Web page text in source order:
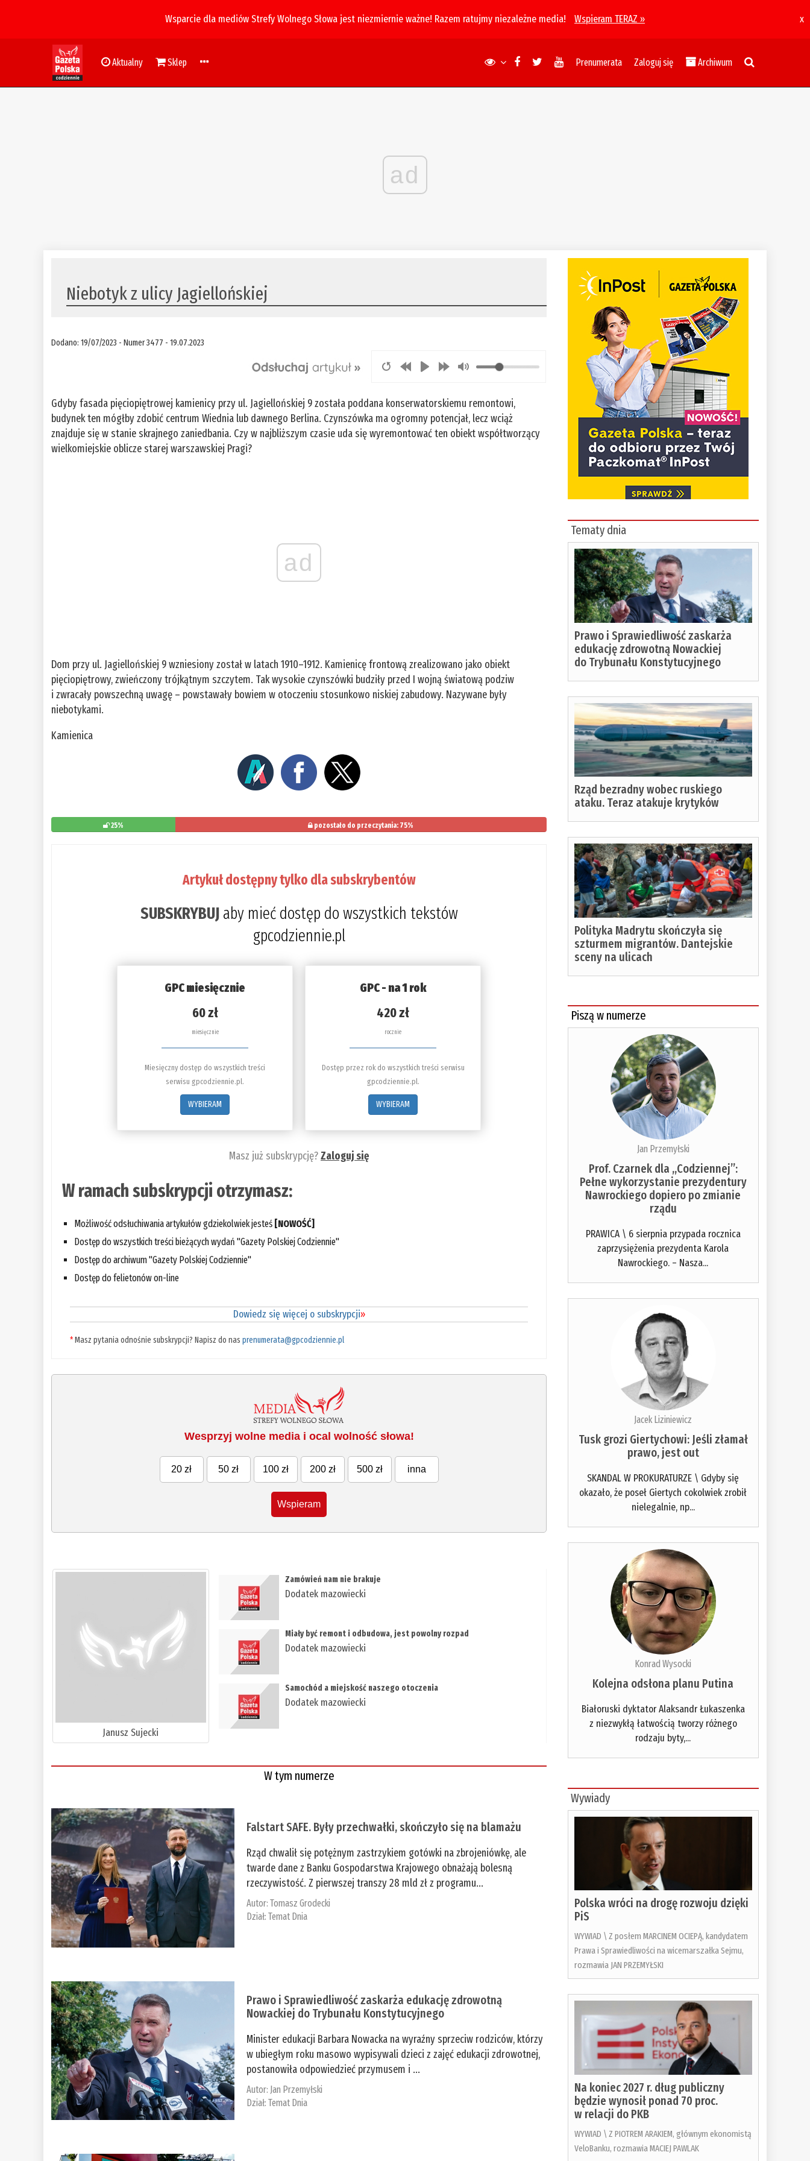
Wsparcie dla mediów Strefy Wolnego Słowa jest niezmiernie ważne! Razem ratujmy niezależne media! Wspieram TERAZ » x
Aktualny Sklep Prenumerata Zaloguj się Archiwum
ad
Niebotyk z ulicy Jagiellońskiej
Dodano: 19/07/2023 - Numer 3477 - 19.07.2023
Gdyby fasada pięciopiętrowej kamienicy przy ul. Jagiellońskiej 9 została poddana konserwatorskiemu remontowi,
budynek ten mógłby zdobić centrum Wiednia lub dawnego Berlina. Czynszówka ma ogromny potencjał, lecz wciąż
znajduje się w stanie skrajnego zaniedbania. Czy w najbliższym czasie uda się wyremontować ten obiekt współtworzący
wielkomiejskie oblicze starej warszawskiej Pragi?
ad
Dom przy ul. Jagiellońskiej 9 wzniesiony został w latach 1910–1912. Kamienicę frontową zrealizowano jako obiekt
pięciopiętrowy, zwieńczony trójkątnym szczytem. Tak wysokie czynszówki budziły przed I wojną światową podziw
i zwracały powszechną uwagę – powstawały bowiem w otoczeniu stosunkowo niskiej zabudowy. Nazywane były
niebotykami.
Kamienica
25% pozostało do przeczytania: 75%
Artykuł dostępny tylko dla subskrybentów
SUBSKRYBUJaby mieć dostęp do wszystkich tekstów
gpcodziennie.pl
GPC miesięcznie
60 zł
miesięcznie
Miesięczny dostęp do wszystkich treści
serwisu gpcodziennie.pl.
WYBIERAM
GPC - na 1 rok
420 zł
rocznie
Dostęp przez rok do wszystkich treści serwisu
gpcodziennie.pl.
WYBIERAM
Masz już subskrypcję?Zaloguj się
W ramach subskrypcji otrzymasz:
Możliwość odsłuchiwania artykułów gdziekolwiek jesteś [NOWOŚĆ]
Dostęp do wszystkich treści bieżących wydań "Gazety Polskiej Codziennie"
Dostęp do archiwum "Gazety Polskiej Codziennie"
Dostęp do felietonów on-line
Dowiedz się więcej o subskrypcji»
*Masz pytania odnośnie subskrypcji? Napisz do nasprenumerata@gpcodziennie.pl
Wesprzyj wolne media i ocal wolność słowa!
20 zł 50 zł 100 zł 200 zł 500 zł inna
Wspieram
Janusz Sujecki
Zamówień nam nie brakuje
Dodatek mazowiecki
Miały być remont i odbudowa, jest powolny rozpad
Dodatek mazowiecki
Samochód a miejskość naszego otoczenia
Dodatek mazowiecki
W tym numerze
Falstart SAFE. Były przechwałki, skończyło się na blamażu
Rząd chwalił się potężnym zastrzykiem gotówki na zbrojeniówkę, ale
twarde dane z Banku Gospodarstwa Krajowego obnażają bolesną
rzeczywistość. Z pierwszej transzy 28 mld zł z programu...
Autor:Tomasz Grodecki
Dział:Temat Dnia
Prawo i Sprawiedliwość zaskarża edukację zdrowotną
Nowackiej do Trybunału Konstytucyjnego
Minister edukacji Barbara Nowacka na wyraźny sprzeciw rodziców, którzy
w ubiegłym roku masowo wypisywali dzieci z zajęć edukacji zdrowotnej,
postanowiła odpowiedzieć przymusem i ...
Autor: Jan Przemyłski
Dział:Temat Dnia
Tematy dnia
Prawo i Sprawiedliwość zaskarża
edukację zdrowotną Nowackiej
do Trybunału Konstytucyjnego
Rząd bezradny wobec ruskiego
ataku. Teraz atakuje krytyków
Polityka Madrytu skończyła się
szturmem migrantów. Dantejskie
sceny na ulicach
Piszą w numerze
Jan Przemyłski
Prof. Czarnek dla „Codziennej”:
Pełne wykorzystanie prezydentury
Nawrockiego dopiero po zmianie
rządu
PRAWICA \ 6 sierpnia przypada rocznica
zaprzysiężenia prezydenta Karola
Nawrockiego. – Nasza...
Jacek Liziniewicz
Tusk grozi Giertychowi: Jeśli złamał
prawo, jest out
SKANDAL W PROKURATURZE \ Gdyby się
okazało, że poseł Giertych cokolwiek zrobił
nielegalnie, np...
Konrad Wysocki
Kolejna odsłona planu Putina
Białoruski dyktator Alaksandr Łukaszenka
z niezwykłą łatwością tworzy różnego
rodzaju byty,...
Wywiady
Polska wróci na drogę rozwoju dzięki
PiS
WYWIAD \ Z posłem MARCINEM OCIEPĄ, kandydatem
Prawa i Sprawiedliwości na wicemarszałka Sejmu,
rozmawia JAN PRZEMYŁSKI
Na koniec 2027 r. dług publiczny
będzie wynosił ponad 70 proc.
w relacji do PKB
WYWIAD \ Z PIOTREM ARAKIEM, głównym ekonomistą
VeloBanku, rozmawia MACIEJ PAWLAK